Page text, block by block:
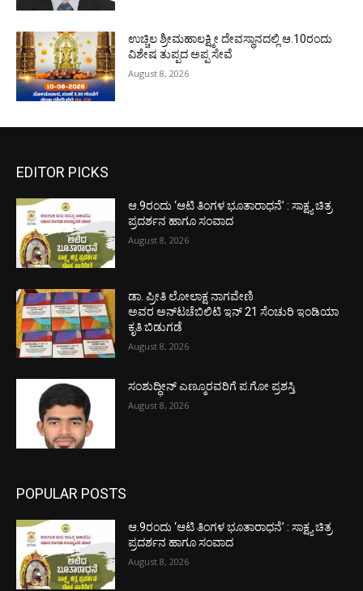
ಉಚ್ಚಿಲ ಶ್ರೀಮಹಾಲಕ್ಷ್ಮೀ ದೇವಸ್ಥಾನದಲ್ಲಿ ಆ.10ರಂದು
ವಿಶೇಷ ತುಪ್ಪದ ಅಪ್ಪ ಸೇವೆ
August 8, 2026
EDITOR PICKS
ಆ.9ರಂದು ‘ಆಟಿ ತಿಂಗಳ ಭೂತಾರಾಧನೆ’ : ಸಾಕ್ಷ್ಯ ಚಿತ್ರ
ಪ್ರದರ್ಶನ ಹಾಗೂ ಸಂವಾದ
August 8, 2026
ಡಾ. ಪ್ರೀತಿ ಲೋಲಾಕ್ಷ ನಾಗವೇಣಿ
ಅವರ ಅನ್‌ಟಚೆಬಿಲಿಟಿ ಇನ್ 21 ಸೆಂಚುರಿ ಇಂಡಿಯಾ
ಕೃತಿ ಬಿಡುಗಡೆ
August 8, 2026
ಸಂಶುದ್ಧೀನ್ ಎಣ್ಮೂರವರಿಗೆ ಪ.ಗೋ ಪ್ರಶಸ್ತಿ
August 8, 2026
POPULAR POSTS
ಆ.9ರಂದು ‘ಆಟಿ ತಿಂಗಳ ಭೂತಾರಾಧನೆ’ : ಸಾಕ್ಷ್ಯ ಚಿತ್ರ
ಪ್ರದರ್ಶನ ಹಾಗೂ ಸಂವಾದ
August 8, 2026